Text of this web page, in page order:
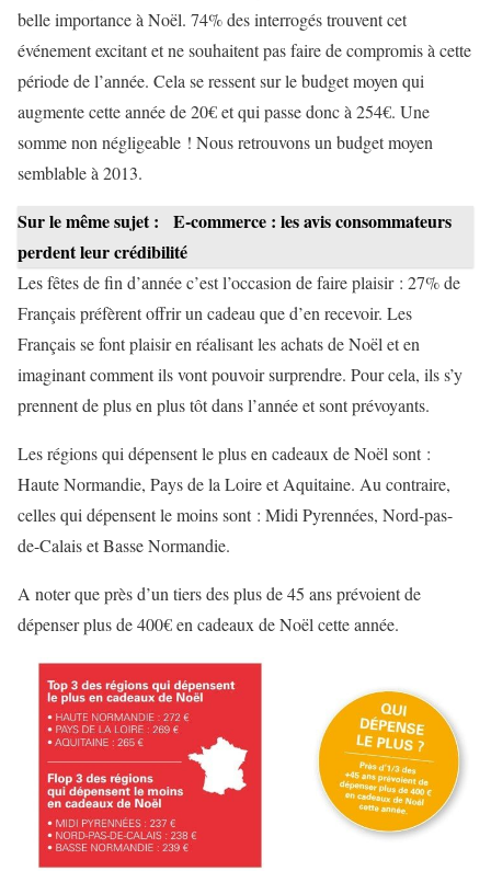
belle importance à Noël. 74% des interrogés trouvent cet
événement excitant et ne souhaitent pas faire de compromis à cette
période de l’année. Cela se ressent sur le budget moyen qui
augmente cette année de 20€ et qui passe donc à 254€. Une
somme non négligeable ! Nous retrouvons un budget moyen
semblable à 2013.
Sur le même sujet :
E-commerce : les avis consommateurs
perdent leur crédibilité
Les fêtes de fin d’année c’est l’occasion de faire plaisir : 27% de
Français préfèrent offrir un cadeau que d’en recevoir. Les
Français se font plaisir en réalisant les achats de Noël et en
imaginant comment ils vont pouvoir surprendre. Pour cela, ils s’y
prennent de plus en plus tôt dans l’année et sont prévoyants.
Les régions qui dépensent le plus en cadeaux de Noël sont :
Haute Normandie, Pays de la Loire et Aquitaine. Au contraire,
celles qui dépensent le moins sont : Midi Pyrennées, Nord-pas-
de-Calais et Basse Normandie.
A noter que près d’un tiers des plus de 45 ans prévoient de
dépenser plus de 400€ en cadeaux de Noël cette année.